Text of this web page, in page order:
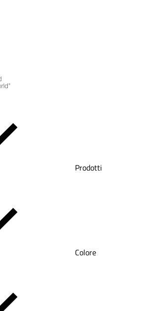
Prodotti
Colore